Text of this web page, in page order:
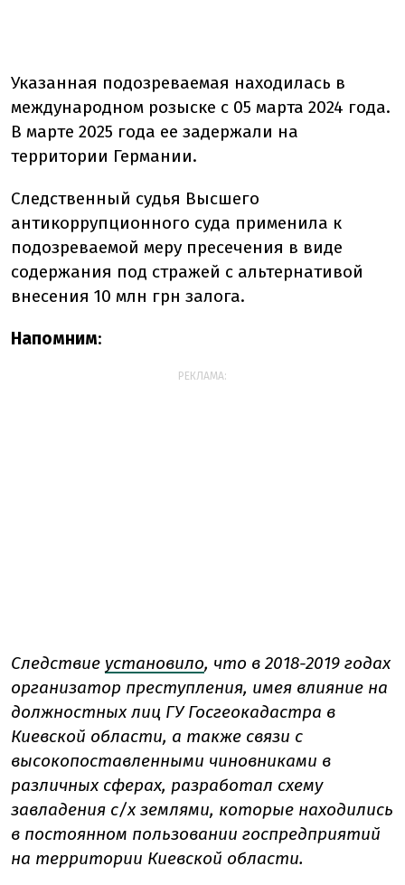
Указанная подозреваемая находилась в
международном розыске с 05 марта 2024 года.
В марте 2025 года ее задержали на
территории Германии.
Следственный судья Высшего
антикоррупционного суда применила к
подозреваемой меру пресечения в виде
содержания под стражей с альтернативой
внесения 10 млн грн залога.
Напомним:
РЕКЛАМА:
Следствие установило, что в 2018-2019 годах
организатор преступления, имея влияние на
должностных лиц ГУ Госгеокадастра в
Киевской области, а также связи с
высокопоставленными чиновниками в
различных сферах, разработал схему
завладения с/х землями, которые находились
в постоянном пользовании госпредприятий
на территории Киевской области.